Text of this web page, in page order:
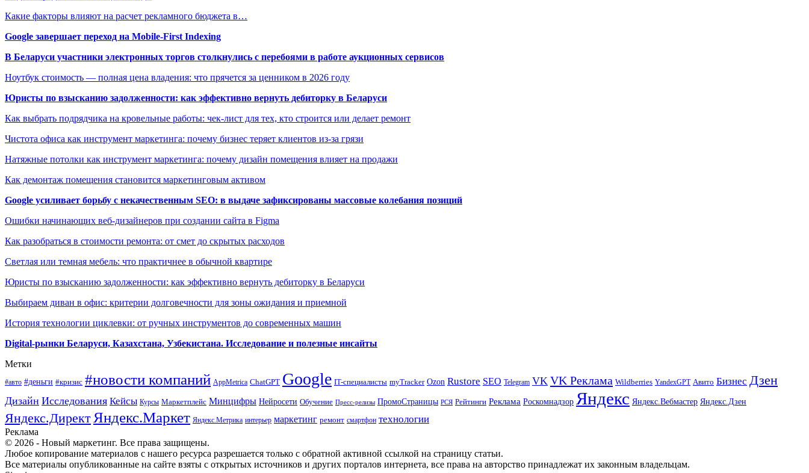
Какие факторы влияют на расчет рекламного бюджета в…
Google завершает переход на Mobile-First Indexing
В Беларуси участники электронных торгов столкнулись с перебоями в работе аукционных сервисов
Ноутбук стоимость — полная цена владения: что прячется за ценником в 2026 году
Юристы по взысканию задолженности: как эффективно вернуть дебиторку в Беларуси
Как выбрать подрядчика на кровельные работы: чек-лист для тех, кто строится или делает ремонт
Чистота офиса как инструмент маркетинга: почему бизнес теряет клиентов из-за грязи
Натяжные потолки как инструмент маркетинга: почему дизайн помещения влияет на продажи
Как демонтаж помещения становится маркетинговым активом
Google усиливает борьбу с некачественным SEO: в выдаче зафиксированы массовые колебания позиций
Ошибки начинающих веб-дизайнеров при создании сайта в Figma
Как разобраться в стоимости ремонта: от смет до скрытых расходов
Светлая или темная мебель: что практичнее в обычной квартире
Юристы по взысканию задолженности: как эффективно вернуть дебиторку в Беларуси
Выбираем диван в офис: критерии долговечности для зоны ожидания и приемной
История технологии циклевки: от ручных инструментов до современных машин
Digital-рынки Беларуси, Казахстана, Узбекистана. Исследование и полезные инсайты
Метки
#авто #деньги #кризис #новости компаний AppMetrica ChatGPT Google IT-специалисты myTracker Ozon Rustore SEO Telegram VK VK Реклама Wildberries YandexGPT Авито Бизнес Дзен
Дизайн Исследования Кейсы Курсы Маркетплейс Минцифры Нейросети Обучение Пресс-релизы ПромоСтраницы РСЯ Рейтинги Реклама Роскомнадзор Яндекс Яндекс.Вебмастер Яндекс.Дзен
Яндекс.ДиректЯндекс.Маркет Яндекс.Метрика интерьер маркетинг ремонт смартфон технологии
Реклама
© 2026 - Новый маркетинг. Все права защищены.
Любое копирование материалов с нашего ресурса разрешается только с обратной активной ссылкой на страницу статьи.
Все материалы опубликованные на сайте взяты с открытых источников и других порталов интернета, все права на авторство принадлежат их законным владельцам.